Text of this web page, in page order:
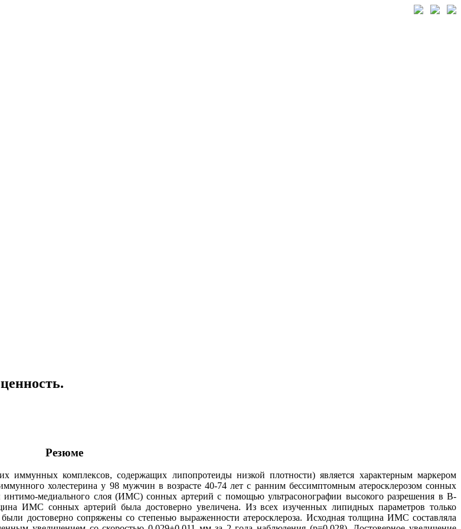
Резюме
комплексов, содержащих липопротеиды низкой плотности) является характерным маркером
холестерина у 98 мужчин в возрасте 40-74 лет с ранним бессимптомным атеросклерозом сонных
медиального слоя (ИМС) сонных артерий с помощью ультрасонографии высокого разрешения в В-
ИМС сонных артерий была достоверно увеличена. Из всех изученных липидных параметров только
достоверно сопряжены со степенью выраженности атеросклероза. Исходная толщина ИМС составляла